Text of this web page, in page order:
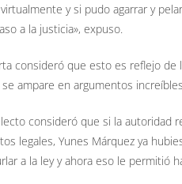
y si pudo agarrar y
a la justicia», expuso.
consideró que esto es reflejo de
ampare en argumentos
consideró que si la autoridad
legales, Yunes Márquez ya
a la ley y ahora eso le permitió